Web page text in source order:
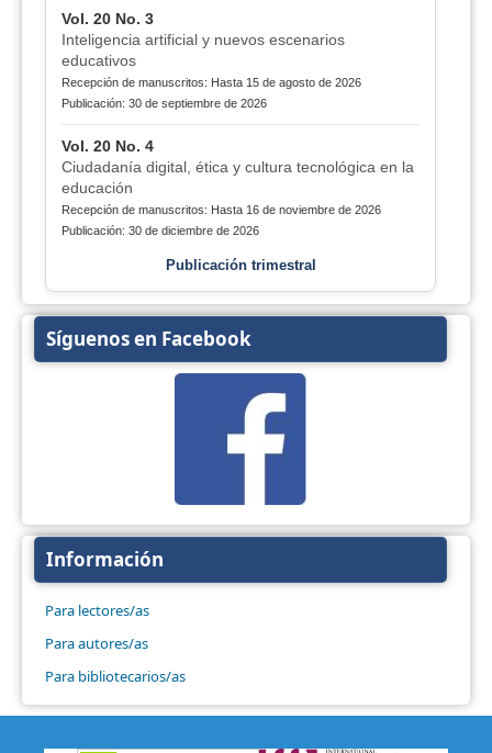
Vol. 20 No. 3
Inteligencia artificial y nuevos escenarios
educativos
Recepción de manuscritos: Hasta 15 de agosto de 2026
Publicación: 30 de septiembre de 2026
Vol. 20 No. 4
Ciudadanía digital, ética y cultura tecnológica en la
educación
Recepción de manuscritos: Hasta 16 de noviembre de 2026
Publicación: 30 de diciembre de 2026
Publicación trimestral
Síguenos en Facebook
Información
Para lectores/as
Para autores/as
Para bibliotecarios/as